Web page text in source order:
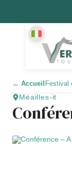
← Accueil Festival
Méailles-it